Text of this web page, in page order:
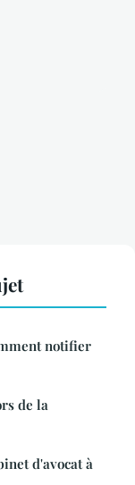
notifier
de la
d'avocat à